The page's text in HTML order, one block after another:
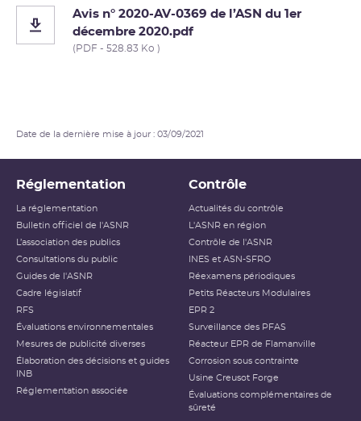
Avis n° 2020-AV-0369 de l’ASN du 1er
décembre 2020.pdf
(PDF - 528.83 Ko )
Date de la dernière mise à jour : 03/09/2021
Réglementation
La réglementation
Bulletin officiel de l'ASNR
L’association des publics
Consultations du public
Guides de l'ASNR
Cadre législatif
RFS
Évaluations environnementales
Mesures de publicité diverses
Élaboration des décisions et guides
INB
Réglementation associée
Contrôle
Actualités du contrôle
L'ASNR en région
Contrôle de l'ASNR
INES et ASN-SFRO
Réexamens périodiques
Petits Réacteurs Modulaires
EPR 2
Surveillance des PFAS
Réacteur EPR de Flamanville
Corrosion sous contrainte
Usine Creusot Forge
Évaluations complémentaires de
sûreté